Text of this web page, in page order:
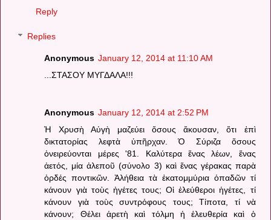
Reply
Replies
Anonymous January 12, 2014 at 11:10 AM
...ΣΤΑΣΟΥ ΜΥΓΔΑΛΑ!!!
Anonymous January 12, 2014 at 2:52 PM
Ἡ Χρυσὴ Αὐγὴ μαζεύει ὅσους ἄκουσαν, ὅτι ἐπὶ
δικτατορίας λεφτὰ ὑπῆρχαν. Ὁ Σύριζα ὅσους
ὀνειρεύονται μέρες '81. Καλύτερα ἕνας λέων, ἕνας
ἀετός, μία ἀλεποῦ (σύνολο 3) καὶ ἕνας γέρακας παρὰ
ὀρδές ποντικῶν. Ἀλήθεια τὰ ἐκατομμύρια ὀπαδῶν τί
κάνουν γιὰ τοὺς ἡγέτες τους; Οἱ ἐλεύθεροι ἡγέτες, τί
κάνουν γιὰ τοὺς συντρόφους τους; Τίποτα, τί νὰ
κάνουν; Θέλει ἀρετὴ καὶ τόλμη ἡ ἐλευθερία καὶ ὁ